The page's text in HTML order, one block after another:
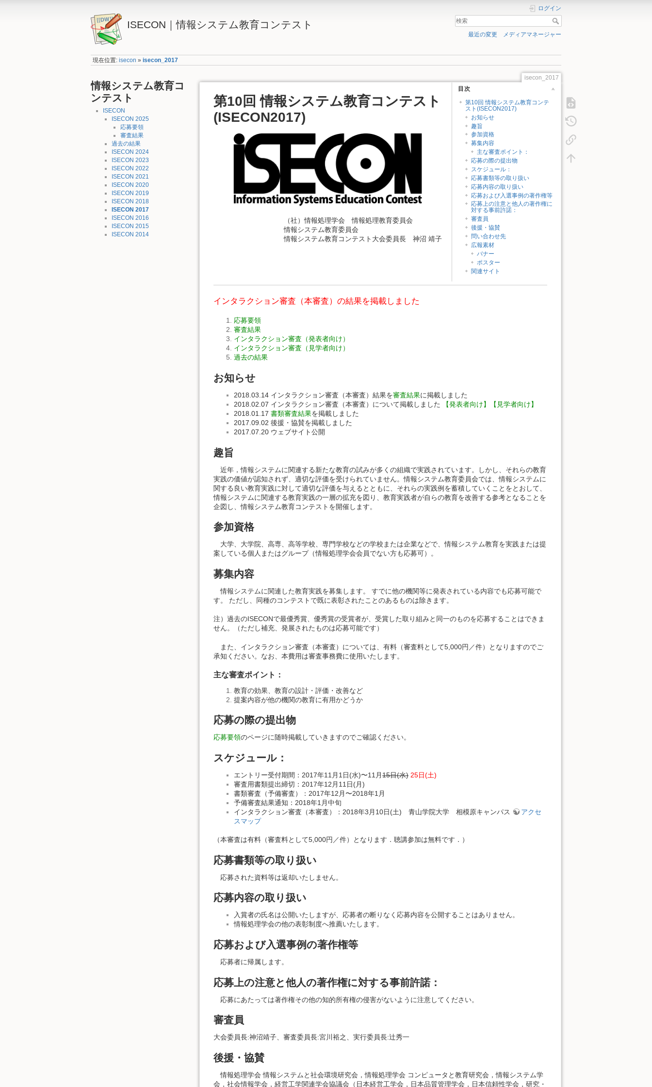
ISECON｜情報システム教育コンテスト
ログイン
最近の変更 メディアマネージャー
現在位置:isecon »isecon_2017
情報システム教育コ
ンテスト
ISECON
ISECON 2025
応募要領
審査結果
過去の結果
ISECON 2024
ISECON 2023
ISECON 2022
ISECON 2021
ISECON 2020
ISECON 2019
ISECON 2018
ISECON 2017
ISECON 2016
ISECON 2015
ISECON 2014
isecon_2017
目次
第10回 情報システム教育コンテ
スト(ISECON2017)
お知らせ
趣旨
参加資格
募集内容
主な審査ポイント：
応募の際の提出物
スケジュール：
応募書類等の取り扱い
応募内容の取り扱い
応募および入選事例の著作権等
応募上の注意と他人の著作権に
対する事前許諾：
審査員
後援・協賛
問い合わせ先
広報素材
バナー
ポスター
関連サイト
第10回 情報システム教育コンテスト
(ISECON2017)
（社）情報処理学会 情報処理教育委員会
情報システム教育委員会
情報システム教育コンテスト大会委員長 神沼 靖子
インタラクション審査（本審査）の結果を掲載しました
応募要領
審査結果
インタラクション審査（発表者向け）
インタラクション審査（見学者向け）
過去の結果
お知らせ
2018.03.14 インタラクション審査（本審査）結果を審査結果に掲載しました
2018.02.07 インタラクション審査（本審査）について掲載しました
【発表者向け】
【見学者向け】
2018.01.17 書類審査結果を掲載しました
2017.09.02 後援・協賛を掲載しました
2017.07.20 ウェブサイト公開
趣旨
近年，情報システムに関連する新たな教育の試みが多くの組織で実践されています。しかし、それらの教育
実践の価値が認知されず、適切な評価を受けられていません。情報システム教育委員会では、情報システムに
関する良い教育実践に対して適切な評価を与えるとともに、それらの実践例を蓄積していくことをとおして、
情報システムに関連する教育実践の一層の拡充を図り、教育実践者が自らの教育を改善する参考となることを
企図し、情報システム教育コンテストを開催します。
参加資格
大学、大学院、高専、高等学校、専門学校などの学校または企業などで、情報システム教育を実践または提
案している個人またはグループ（情報処理学会会員でない方も応募可）。
募集内容
情報システムに関連した教育実践を募集します。 すでに他の機関等に発表されている内容でも応募可能で
す。 ただし、同種のコンテストで既に表彰されたことのあるものは除きます。
注）過去のISECONで最優秀賞、優秀賞の受賞者が、受賞した取り組みと同一のものを応募することはできま
せん。（ただし補充、発展されたものは応募可能です）
また、インタラクション審査（本審査）については、有料（審査料として5,000円／件）となりますのでご
承知ください。なお、本費用は審査事務費に使用いたします。
主な審査ポイント：
教育の効果、教育の設計・評価・改善など
提案内容が他の機関の教育に有用かどうか
応募の際の提出物
応募要領のページに随時掲載していきますのでご確認ください。
スケジュール：
エントリー受付期間：2017年11月1日(水)〜11月15日(水) 25日(土)
審査用書類提出締切：2017年12月11日(月)
書類審査（予備審査）：2017年12月〜2018年1月
予備審査結果通知：2018年1月中旬
インタラクション審査（本審査）：2018年3月10日(土) 青山学院大学 相模原キャンパス
アクセ
スマップ
（本審査は有料（審査料として5,000円／件）となります．聴講参加は無料です．）
応募書類等の取り扱い
応募された資料等は返却いたしません。
応募内容の取り扱い
入賞者の氏名は公開いたしますが、応募者の断りなく応募内容を公開することはありません。
情報処理学会の他の表彰制度へ推薦いたします。
応募および入選事例の著作権等
応募者に帰属します。
応募上の注意と他人の著作権に対する事前許諾：
応募にあたっては著作権その他の知的所有権の侵害がないように注意してください。
審査員
大会委員長:神沼靖子、審査委員長:宮川裕之、実行委員長:辻秀一
後援・協賛
情報処理学会 情報システムと社会環境研究会，情報処理学会 コンピュータと教育研究会，情報システム学
会，社会情報学会，経営工学関連学会協議会（日本経営工学会，日本品質管理学会，日本信頼性学会，研究・